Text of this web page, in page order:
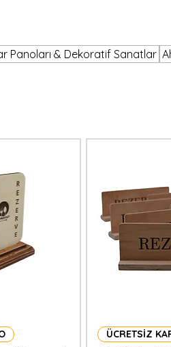
Panoları & Dekoratif Sanatlar
ÜCRETSİZ